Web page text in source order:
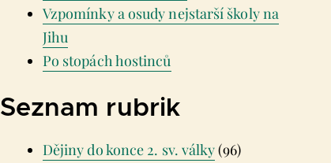
Vzpomínky a osudy nejstarší školy na
Jihu
Po stopách hostinců
Seznam rubrik
Dějiny do konce 2. sv. války(96)